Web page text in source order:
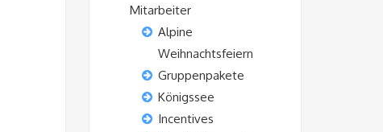
Mitarbeiter
Alpine
Weihnachtsfeiern
Gruppenpakete
Königssee
Incentives